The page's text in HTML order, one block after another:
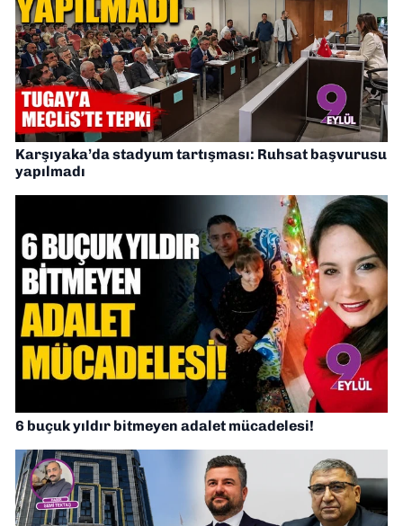
Karşıyaka’da stadyum tartışması: Ruhsat başvurusu
yapılmadı
6 buçuk yıldır bitmeyen adalet mücadelesi!